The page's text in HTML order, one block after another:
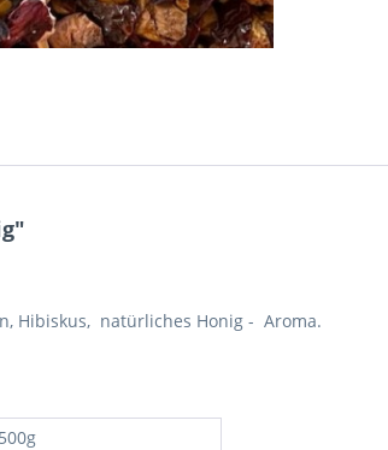
Hibiskus, natürliches Honig - Aroma.